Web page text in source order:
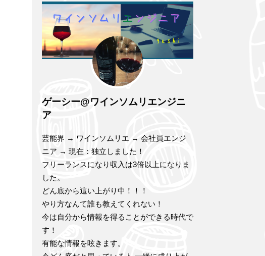
ゲーシー@ワインソムリエンジニ
ア
芸能界 → ワインソムリエ → 会社員エンジ
ニア → 現在：独立しました！
フリーランスになり収入は3倍以上になりま
した。
どん底から這い上がり中！！！
やり方なんて誰も教えてくれない！
今は自分から情報を得ることができる時代で
す！
有能な情報を呟きます。